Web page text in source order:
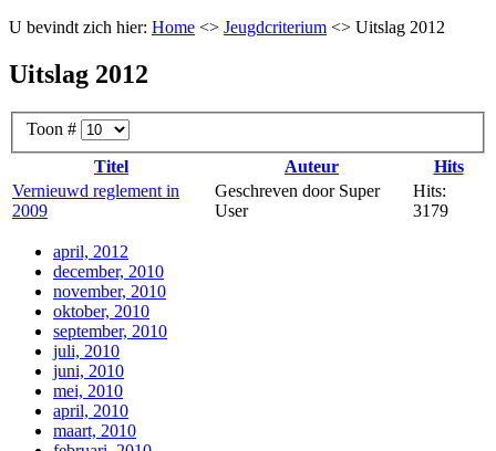
U bevindt zich hier: Home <> Jeugdcriterium <> Uitslag 2012
Uitslag 2012
Toon #
Titel
Auteur
Hits
Vernieuwd reglement in
2009
Geschreven door Super
User
Hits:
3179
april, 2012
december, 2010
november, 2010
oktober, 2010
september, 2010
juli, 2010
juni, 2010
mei, 2010
april, 2010
maart, 2010